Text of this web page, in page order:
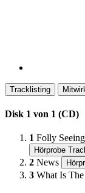
Tracklisting
Disk 1 von 1 (CD)
1 Folly
Hörprobe
2 News
3 What Is